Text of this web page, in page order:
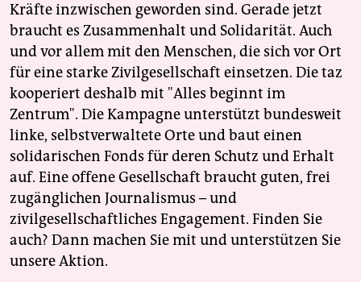
Kräfte inzwischen geworden sind. Gerade jetzt
braucht es Zusammenhalt und Solidarität. Auch
und vor allem mit den Menschen, die sich vor Ort
für eine starke Zivilgesellschaft einsetzen. Die taz
kooperiert deshalb mit "Alles beginnt im
Zentrum". Die Kampagne unterstützt bundesweit
linke, selbstverwaltete Orte und baut einen
solidarischen Fonds für deren Schutz und Erhalt
auf. Eine offene Gesellschaft braucht guten, frei
zugänglichen Journalismus – und
zivilgesellschaftliches Engagement. Finden Sie
auch? Dann machen Sie mit und unterstützen Sie
unsere Aktion.